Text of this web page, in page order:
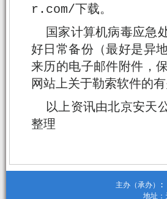
r.com/下载。
国家计算机病毒应急
好日常备份（最好是异
来历的电子邮件附件，
网站上关于勒索软件的有
以上资讯由北京安天
整理
主办（承办）:
地址